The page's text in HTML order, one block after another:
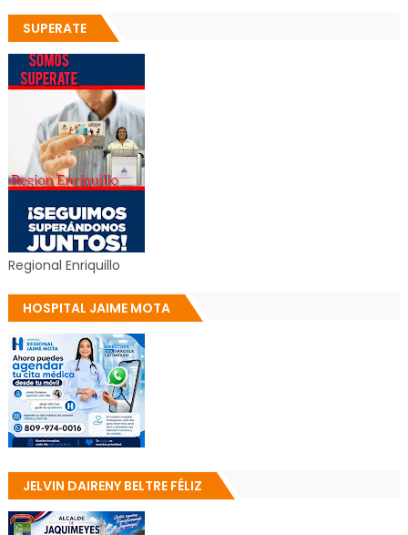
SUPERATE
Regional Enriquillo
HOSPITAL JAIME MOTA
JELVIN DAIRENY BELTRE FÉLIZ